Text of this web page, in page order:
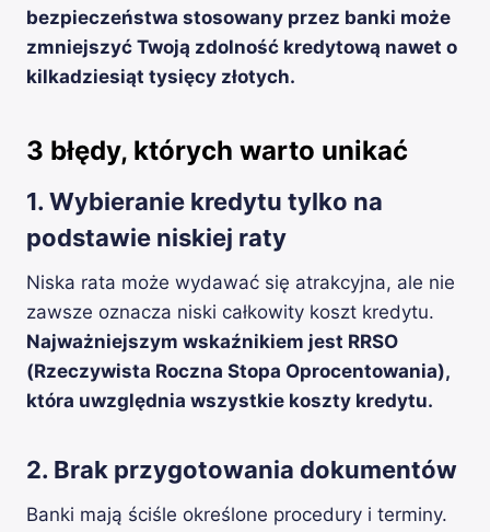
bezpieczeństwa stosowany przez banki może
zmniejszyć Twoją zdolność kredytową nawet o
kilkadziesiąt tysięcy złotych.
3 błędy, których warto unikać
1. Wybieranie kredytu tylko na
podstawie niskiej raty
Niska rata może wydawać się atrakcyjna, ale nie
zawsze oznacza niski całkowity koszt kredytu.
Najważniejszym wskaźnikiem jest RRSO
(Rzeczywista Roczna Stopa Oprocentowania),
która uwzględnia wszystkie koszty kredytu.
2. Brak przygotowania dokumentów
Banki mają ściśle określone procedury i terminy.